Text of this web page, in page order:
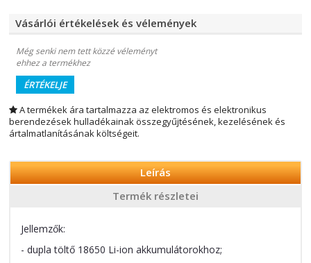
Vásárlói értékelések és vélemények
Még senki nem tett közzé véleményt
ehhez a termékhez
ÉRTÉKELJE
A termékek ára tartalmazza az elektromos és elektronikus
berendezések hulladékainak összegyűjtésének, kezelésének és
ártalmatlanításának költségeit.
Leírás
Termék részletei
Jellemzők:
- dupla töltő 18650 Li-ion akkumulátorokhoz;